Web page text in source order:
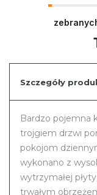
w naszym
Szczegóły
Bardzo pojemna
trojgiem drzwi
pokojom
wykonano z
wytrzymałej
trwałym